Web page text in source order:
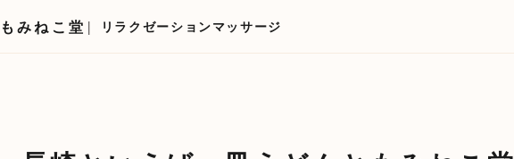
もみねこ堂 リラクゼーションマッサージ